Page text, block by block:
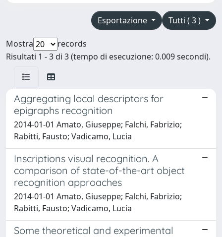
Tutti ( 3 )
Esportazione
Mostra
records
Risultati 1 - 3 di 3 (tempo di esecuzione: 0.009 secondi).
Aggregating local descriptors for
epigraphs recognition
2014-01-01 Amato, Giuseppe; Falchi, Fabrizio;
Rabitti, Fausto; Vadicamo, Lucia
Inscriptions visual recognition. A
comparison of state-of-the-art object
recognition approaches
2014-01-01 Amato, Giuseppe; Falchi, Fabrizio;
Rabitti, Fausto; Vadicamo, Lucia
Some theoretical and experimental